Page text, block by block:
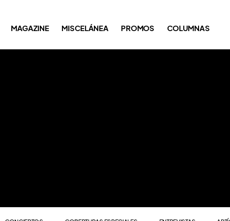
MAGAZINE MISCELÁNEA PROMOS COLUMNAS